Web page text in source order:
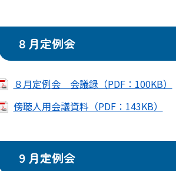
８月定例会
８月定例会 会議録（PDF：100KB）
傍聴人用会議資料（PDF：143KB）
９月定例会